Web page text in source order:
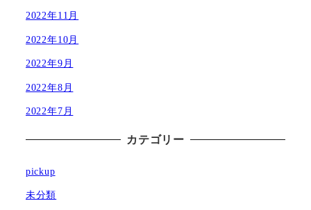
2022年11月
2022年10月
2022年9月
2022年8月
2022年7月
カテゴリー
pickup
未分類